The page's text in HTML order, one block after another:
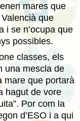
mares que
que
i se n’ocupa que
possibles.
classes, els
una mescla de
mare que portarà
hagut de vore
Por com la
d’ESO i a qui